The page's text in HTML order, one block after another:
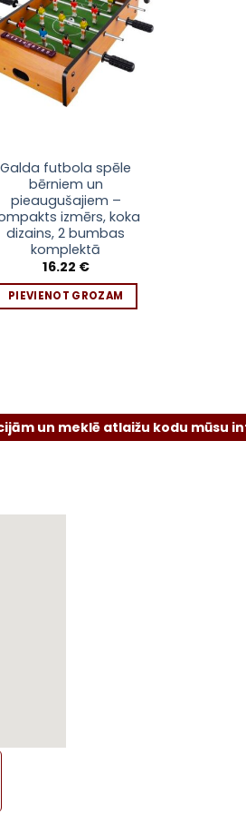
Galda futbola spēle
bērniem un
pieaugušajiem –
izmērs, koka
dizains, 2 bumbas
komplektā
16.22 €
PIEVIENOT GROZAM
meklē atlaižu kodu mūsu